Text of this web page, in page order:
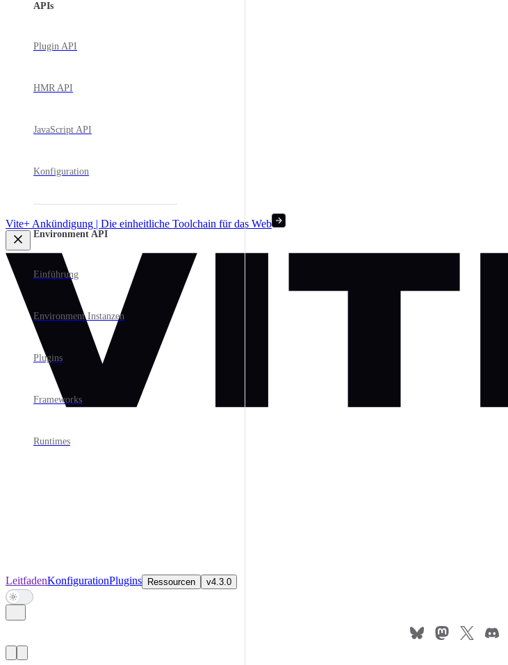
Vite+ Ankündigung | Die einheitliche Toolchain für das Web
Main Navigation
LeitfadenKonfigurationPlugins Ressourcen v4.3.0
APIs
Plugin API
HMR API
JavaScript API
Konfiguration
Environment API
Einführung
Environment Instanzen
Plugins
Frameworks
Runtimes